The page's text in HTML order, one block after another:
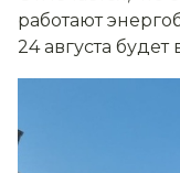
работают
24 августа